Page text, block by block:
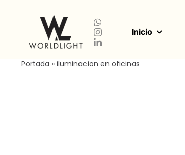
contenido
Inicio
Portada »iluminacion en oficinas